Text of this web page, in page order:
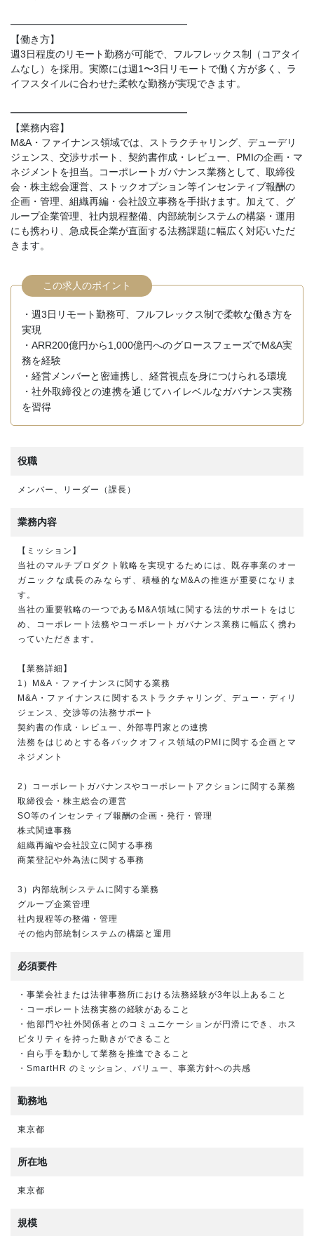
━━━━━━━━━━━━━━━━━━
【働き方】
週3日程度のリモート勤務が可能で、フルフレックス制（コアタイ
ムなし）を採用。実際には週1〜3日リモートで働く方が多く、ラ
イフスタイルに合わせた柔軟な勤務が実現できます。
━━━━━━━━━━━━━━━━━━
【業務内容】
M&A・ファイナンス領域では、ストラクチャリング、デューデリ
ジェンス、交渉サポート、契約書作成・レビュー、PMIの企画・マ
ネジメントを担当。コーポレートガバナンス業務として、取締役
会・株主総会運営、ストックオプション等インセンティブ報酬の
企画・管理、組織再編・会社設立事務を手掛けます。加えて、グ
ループ企業管理、社内規程整備、内部統制システムの構築・運用
にも携わり、急成長企業が直面する法務課題に幅広く対応いただ
きます。
この求人のポイント
・週3日リモート勤務可、フルフレックス制で柔軟な働き方を
実現
・ARR200億円から1,000億円へのグロースフェーズでM&A実
務を経験
・経営メンバーと密連携し、経営視点を身につけられる環境
・社外取締役との連携を通じてハイレベルなガバナンス実務
を習得
役職
メンバー、リーダー（課長）
業務内容
【ミッション】
当社のマルチプロダクト戦略を実現するためには、既存事業のオー
ガニックな成長のみならず、積極的なM&Aの推進が重要になりま
す。
当社の重要戦略の一つであるM&A領域に関する法的サポートをはじ
め、コーポレート法務やコーポレートガバナンス業務に幅広く携わ
っていただきます。
【業務詳細】
1）M&A・ファイナンスに関する業務
M&A・ファイナンスに関するストラクチャリング、デュー・ディリ
ジェンス、交渉等の法務サポート
契約書の作成・レビュー、外部専門家との連携
法務をはじめとする各バックオフィス領域のPMIに関する企画とマ
ネジメント
2）コーポレートガバナンスやコーポレートアクションに関する業務
取締役会・株主総会の運営
SO等のインセンティブ報酬の企画・発行・管理
株式関連事務
組織再編や会社設立に関する事務
商業登記や外為法に関する事務
3）内部統制システムに関する業務
グループ企業管理
社内規程等の整備・管理
その他内部統制システムの構築と運用
必須要件
・事業会社または法律事務所における法務経験が3年以上あること
・コーポレート法務実務の経験があること
・他部門や社外関係者とのコミュニケーションが円滑にでき、ホス
ピタリティを持った動きができること
・自ら手を動かして業務を推進できること
・SmartHR のミッション、バリュー、事業方針への共感
勤務地
東京都
所在地
東京都
規模